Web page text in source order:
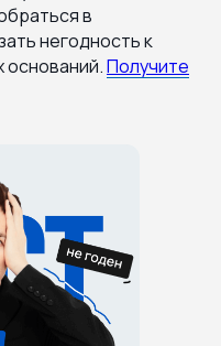
в
негодность к
оснований.Получите